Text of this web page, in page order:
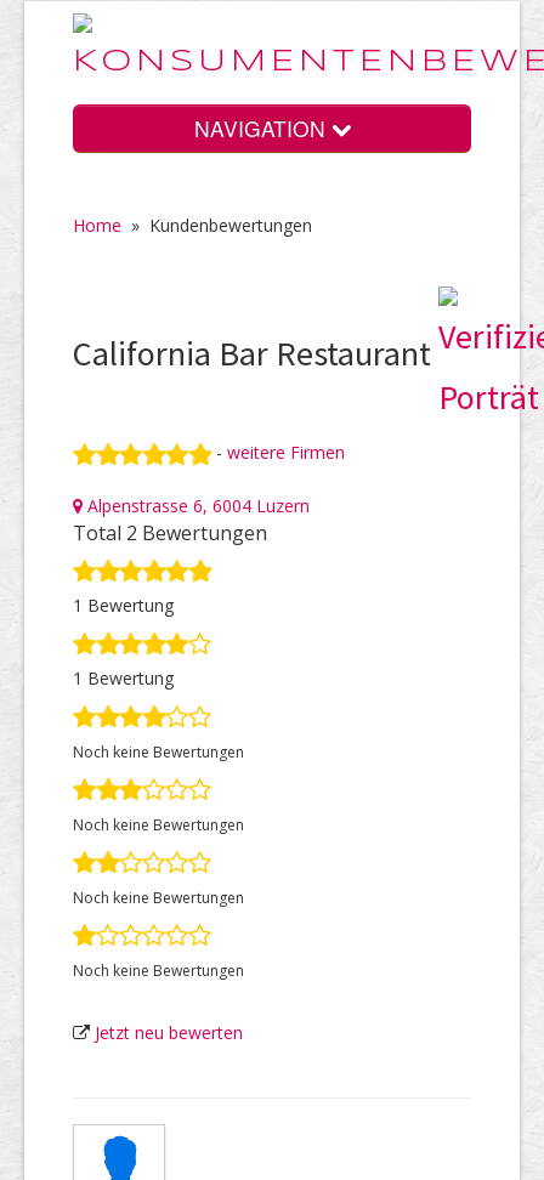
NAVIGATION
Home
HELP Awards
Top Firmen
Über uns
Home » Kundenbewertungen
California Bar Restaurant
- weitere Firmen
Alpenstrasse 6, 6004 Luzern
Total 2 Bewertungen
1 Bewertung
1 Bewertung
Noch keine Bewertungen
Noch keine Bewertungen
Noch keine Bewertungen
Noch keine Bewertungen
Jetzt neu bewerten